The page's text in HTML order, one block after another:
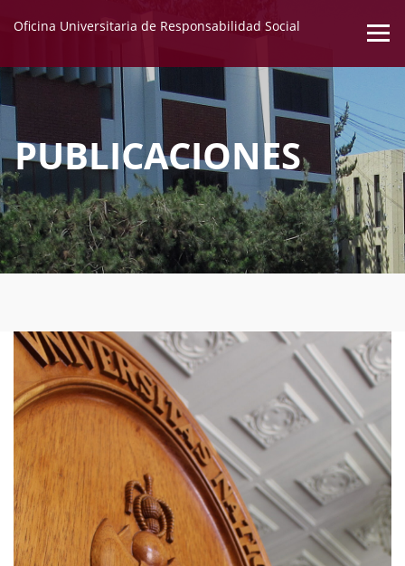
Oficina Universitaria de Responsabilidad Social
PUBLICACIONES